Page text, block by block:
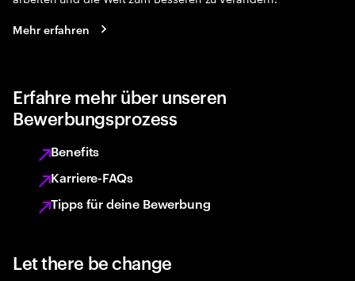
Mehr erfahren
Erfahre mehr über unseren
Bewerbungsprozess
Benefits
Karriere-FAQs
Tipps für deine Bewerbung
Let there be change